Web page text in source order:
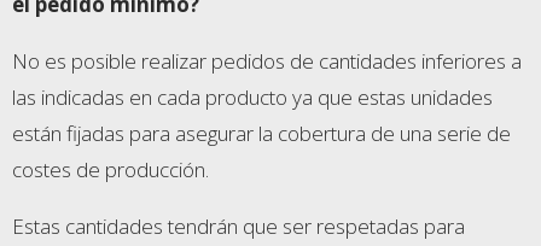
No es posible realizar pedidos de cantidades inferiores a
las indicadas en cada producto ya que estas unidades
están fijadas para asegurar la cobertura de una serie de
costes de producción.
Estas cantidades tendrán que ser respetadas para